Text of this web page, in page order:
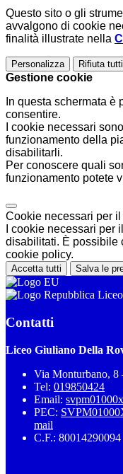
Questo sito o gli
avvalgono di cookie
finalità illustrate nella
Personalizza Rifiuta tutti
Gestione cookie
In questa schermata
consentire.
I cookie necessari
funzionamento della
disabilitarli.
Per conoscere quali
funzionamento potete
Cookie necessari per
I cookie necessari
disabilitati. È possibile
cookie policy.
Accetta tutti Salva le
Contatti
Liceo Giuliano Della
Via Monturbano, 8
Tel: 019850424
Email:
PEC:
mail
C.F.: 80014290094